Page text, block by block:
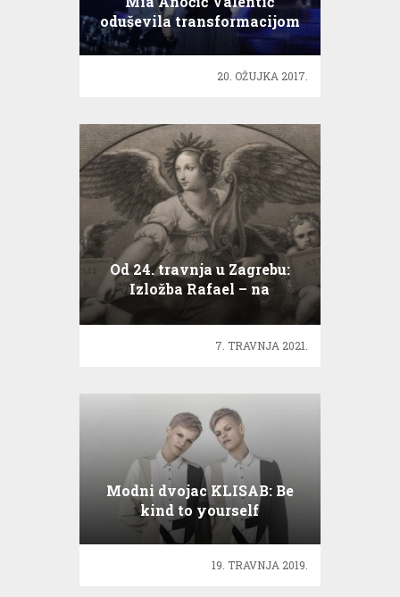
oduševila transformacijom
20. OŽUJKA 2017.
Od 24. travnja u Zagrebu:
Izložba Rafael – na
ishodištu mita
7. TRAVNJA 2021.
Modni dvojac KLISAB: Be
kind to yourself
19. TRAVNJA 2019.